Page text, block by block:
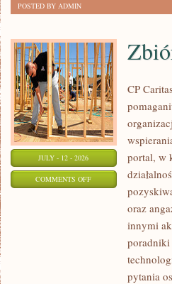
POSTED BY ADMIN
JULY - 12 - 2026
COMMENTS OFFON
PUBLICZNE
CP
portal, w
oraz
innymi
poradniki
pytania